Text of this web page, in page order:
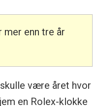
mer enn tre år
være året hvor
en Rolex-klokke